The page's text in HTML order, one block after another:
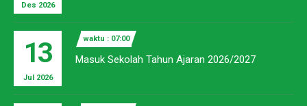
Des 2026
13
Jul 2026
waktu : 07:00
Masuk Sekolah Tahun Ajaran 2026/2027